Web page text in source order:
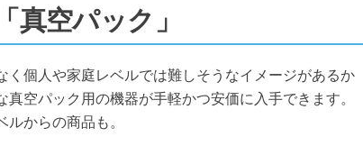
真空パック」
く個人や家庭レベルでは難しそうなイメージがあるか
空パック用の機器が手軽かつ安価に入手できます。
からの商品も。